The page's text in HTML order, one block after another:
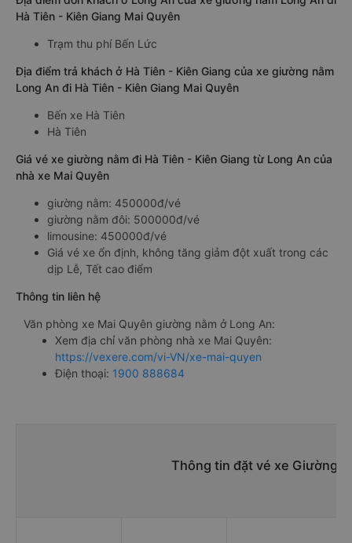
Hà Tiên - Kiên Giang Mai Quyên
Trạm thu phí Bến Lức
Địa điểm trả khách ở Hà Tiên - Kiên Giang của xe giường nằm
Long An đi Hà Tiên - Kiên Giang Mai Quyên
Bến xe Hà Tiên
Hà Tiên
Giá vé xe giường nằm đi Hà Tiên - Kiên Giang từ Long An của
nhà xe Mai Quyên
giường nằm: 450000đ/vé
giường nằm đôi: 500000đ/vé
limousine: 450000đ/vé
Giá vé xe ổn định, không tăng giảm đột xuất trong các
dịp Lễ, Tết cao điểm
Thông tin liên hệ
Văn phòng xe Mai Quyên giường nằm ở Long An:
Xem địa chỉ văn phòng nhà xe Mai Quyên:
https://vexere.com/vi-VN/xe-mai-quyen
Điện thoại: 1900 888684
Thông tin đặt vé xe Giường